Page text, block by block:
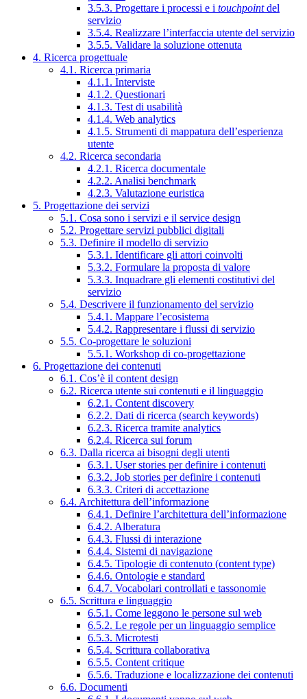
3.5.3. Progettare i processi e i touchpointdel
servizio
3.5.4. Realizzare l’interfaccia utente del servizio
3.5.5. Validare la soluzione ottenuta
4. Ricerca progettuale
4.1. Ricerca primaria
4.1.1. Interviste
4.1.2. Questionari
4.1.3. Test di usabilità
4.1.4. Web analytics
4.1.5. Strumenti di mappatura dell’esperienza
utente
4.2. Ricerca secondaria
4.2.1. Ricerca documentale
4.2.2. Analisi benchmark
4.2.3. Valutazione euristica
5. Progettazione dei servizi
5.1. Cosa sono i servizi e il service design
5.2. Progettare servizi pubblici digitali
5.3. Definire il modello di servizio
5.3.1. Identificare gli attori coinvolti
5.3.2. Formulare la proposta di valore
5.3.3. Inquadrare gli elementi costitutivi del
servizio
5.4. Descrivere il funzionamento del servizio
5.4.1. Mappare l’ecosistema
5.4.2. Rappresentare i flussi di servizio
5.5. Co-progettare le soluzioni
5.5.1. Workshop di co-progettazione
6. Progettazione dei contenuti
6.1. Cos’è il content design
6.2. Ricerca utente sui contenuti e il linguaggio
6.2.1. Content discovery
6.2.2. Dati di ricerca (search keywords)
6.2.3. Ricerca tramite analytics
6.2.4. Ricerca sui forum
6.3. Dalla ricerca ai bisogni degli utenti
6.3.1. User stories per definire i contenuti
6.3.2. Job stories per definire i contenuti
6.3.3. Criteri di accettazione
6.4. Architettura dell’informazione
6.4.1. Definire l’architettura dell’informazione
6.4.2. Alberatura
6.4.3. Flussi di interazione
6.4.4. Sistemi di navigazione
6.4.5. Tipologie di contenuto (content type)
6.4.6. Ontologie e standard
6.4.7. Vocabolari controllati e tassonomie
6.5. Scrittura e linguaggio
6.5.1. Come leggono le persone sul web
6.5.2. Le regole per un linguaggio semplice
6.5.3. Microtesti
6.5.4. Scrittura collaborativa
6.5.5. Content critique
6.5.6. Traduzione e localizzazione dei contenuti
6.6. Documenti